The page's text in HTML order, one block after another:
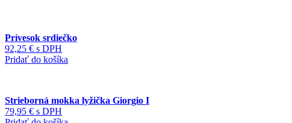
Prívesok srdiečko
92,25 € s DPH
Pridať do košíka
Strieborná mokka lyžička Giorgio I
79,95 € s DPH